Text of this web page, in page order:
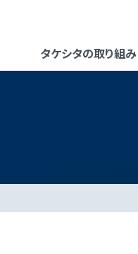
タケシタの取り組み